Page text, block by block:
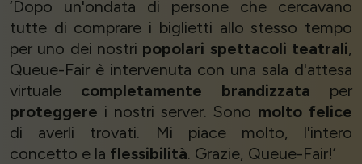
‘Dopo un'ondata di persone che cercavano
tutte di comprare i biglietti allo stesso tempo
per uno dei nostri popolari spettacoli teatrali,
Queue-Fair è intervenuta con una sala d'attesa
virtuale completamente brandizzata per
proteggere i nostri server. Sono molto felice
di averli trovati. Mi piace molto, l'intero
concetto e la flessibilità. Grazie, Queue-Fair!’